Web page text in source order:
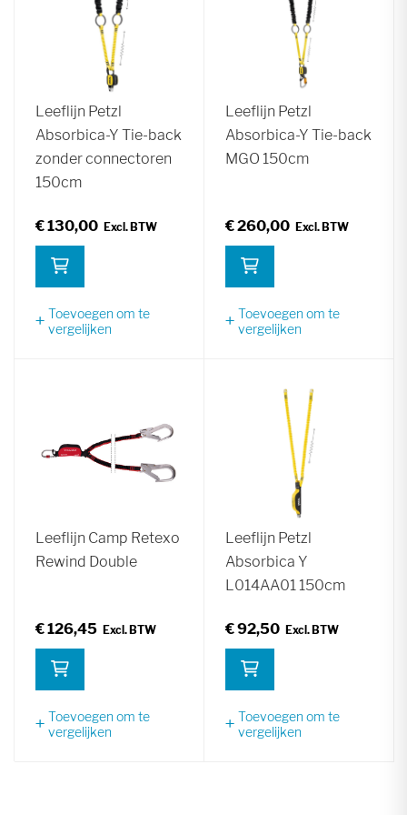
Leeflijn Petzl
Absorbica-Y Tie-back
zonder connectoren
150cm
€ 130,00
Toevoegen om te
vergelijken
Leeflijn Petzl
Absorbica-Y Tie-back
MGO 150cm
€ 260,00
Toevoegen om te
vergelijken
Leeflijn Camp Retexo
Rewind Double
€ 126,45
Toevoegen om te
vergelijken
Leeflijn Petzl
Absorbica Y
L014AA01 150cm
€ 92,50
Toevoegen om te
vergelijken